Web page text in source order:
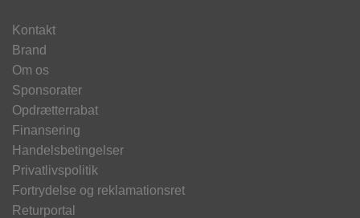
Kontakt
Brand
Om os
Sponsorater
Opdrætterrabat
Finansering
Handelsbetingelser
Privatlivspolitik
Fortrydelse og reklamationsret
Returportal